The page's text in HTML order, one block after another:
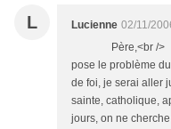
L Lucienne 02/11/
Père,<br /> Je
pose le problème
de foi, je serai aller
sainte, catholique,
jours, on ne